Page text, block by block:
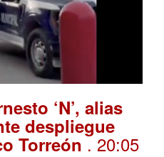
‘N’, alias
despliegue
Torreón. 20:05